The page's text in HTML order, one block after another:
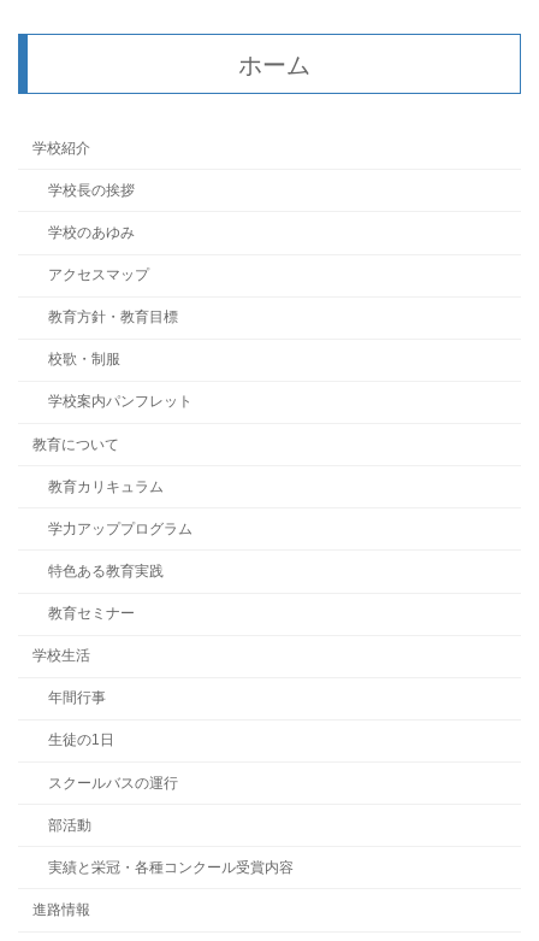
ホーム
学校紹介
学校長の挨拶
学校のあゆみ
アクセスマップ
教育方針・教育目標
校歌・制服
学校案内パンフレット
教育について
教育カリキュラム
学力アッププログラム
特色ある教育実践
教育セミナー
学校生活
年間行事
生徒の1日
スクールバスの運行
部活動
実績と栄冠・各種コンクール受賞内容
進路情報